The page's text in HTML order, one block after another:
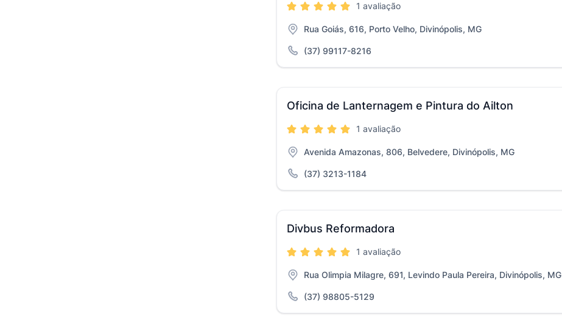
1 avaliação
Rua Goiás, 616, Porto Velho, Divinópolis, MG
(37) 99117-8216
Oficina de Lanternagem e Pintura do Ailton
1 avaliação
Avenida Amazonas, 806, Belvedere, Divinópolis, MG
(37) 3213-1184
Divbus Reformadora
1 avaliação
Rua Olimpia Milagre, 691, Levindo Paula Pereira, Divinópolis, MG
(37) 98805-5129